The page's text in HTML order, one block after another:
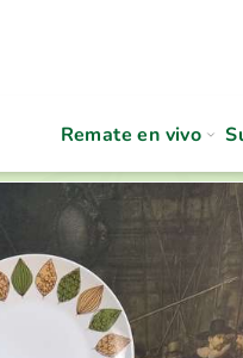
Remate en vivo